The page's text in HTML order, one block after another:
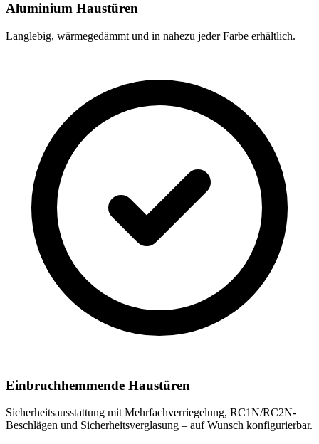
Aluminium Haustüren
Langlebig, wärmegedämmt und in nahezu jeder Farbe erhältlich.
Einbruchhemmende Haustüren
Sicherheitsausstattung mit Mehrfachverriegelung, RC1N/RC2N-
Beschlägen und Sicherheitsverglasung – auf Wunsch konfigurierbar.